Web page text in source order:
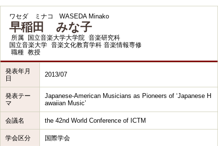
ワセダ ミナコ WASEDA Minako
早稲田 みな子
所属
国立音楽大学大学院 音楽研究科
国立音楽大学 音楽文化教育学科 音楽情報専修
職種 教授
発表年月
日
2013/07
発表テー
マ
Japanese-American Musicians as Pioneers of ‘Japanese H
awaiian Music’
会議名 the 42nd World Conference of ICTM
学会区分 国際学会